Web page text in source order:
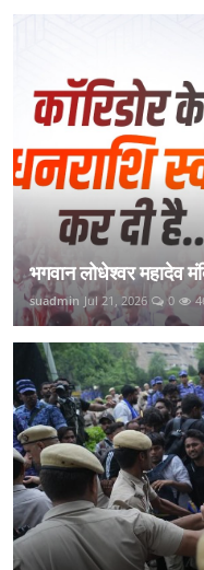
भगवान लोधेश्वर महादेव
suadmin Jul 21, 2026 0